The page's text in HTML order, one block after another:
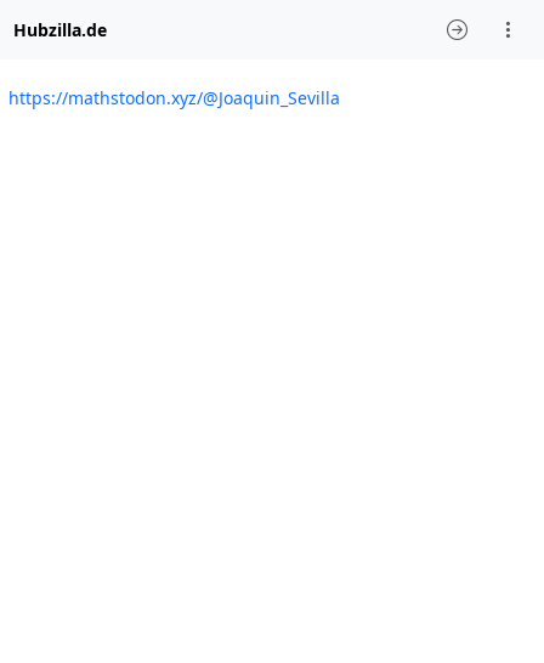
Hubzilla.de
https://mathstodon.xyz/@Joaquin_Sevilla